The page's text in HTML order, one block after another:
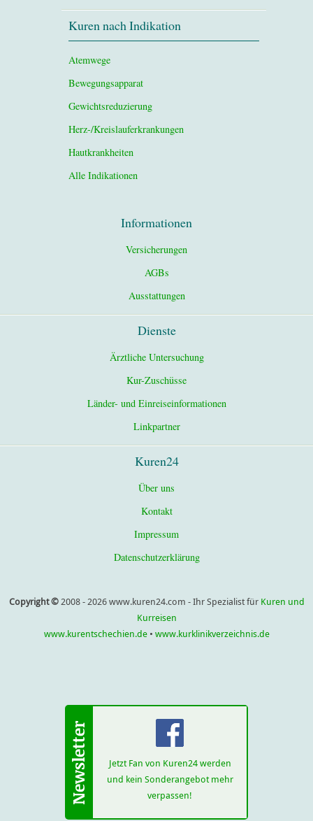
Kuren nach Indikation
Atemwege
Bewegungsapparat
Gewichtsreduzierung
Herz-/Kreislauferkrankungen
Hautkrankheiten
Alle Indikationen
Informationen
Versicherungen
AGBs
Ausstattungen
Dienste
Ärztliche Untersuchung
Kur-Zuschüsse
Länder- und Einreiseinformationen
Linkpartner
Kuren24
Über uns
Kontakt
Impressum
Datenschutzerklärung
Copyright ©2008 - 2026 www.kuren24.com - Ihr Spezialist für Kuren und
Kurreisen
www.kurentschechien.de• www.kurklinikverzeichnis.de
Jetzt Fan von Kuren24 werden
und kein Sonderangebot mehr
verpassen!